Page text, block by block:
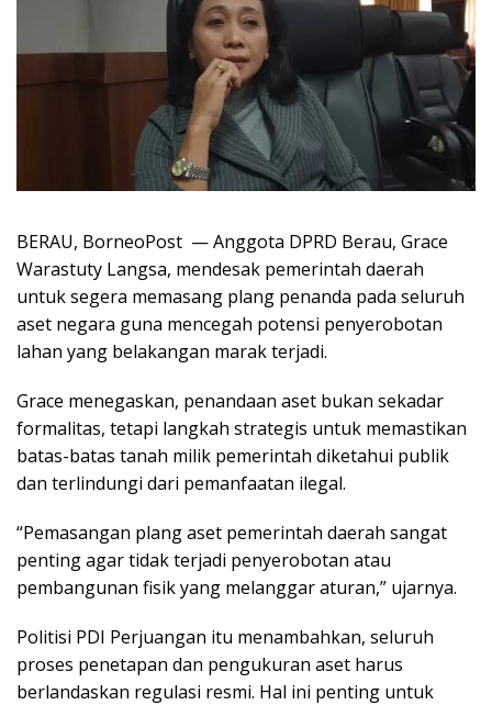
BERAU, BorneoPost — Anggota DPRD Berau, Grace
Warastuty Langsa, mendesak pemerintah daerah
untuk segera memasang plang penanda pada seluruh
aset negara guna mencegah potensi penyerobotan
lahan yang belakangan marak terjadi.
Grace menegaskan, penandaan aset bukan sekadar
formalitas, tetapi langkah strategis untuk memastikan
batas-batas tanah milik pemerintah diketahui publik
dan terlindungi dari pemanfaatan ilegal.
“Pemasangan plang aset pemerintah daerah sangat
penting agar tidak terjadi penyerobotan atau
pembangunan fisik yang melanggar aturan,” ujarnya.
Politisi PDI Perjuangan itu menambahkan, seluruh
proses penetapan dan pengukuran aset harus
berlandaskan regulasi resmi. Hal ini penting untuk